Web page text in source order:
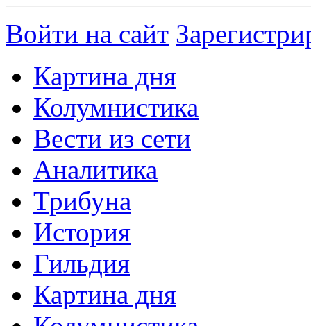
Войти на сайт
Картина дня
Колумнистика
Вести из сети
Аналитика
Трибуна
История
Гильдия
Картина дня